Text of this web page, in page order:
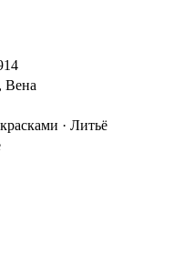
Вена
· Литьё